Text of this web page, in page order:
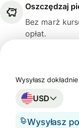
Oszczędzaj
Bez marż
opłat.
Wysyłasz dokładnie
USD
Wysyłasz